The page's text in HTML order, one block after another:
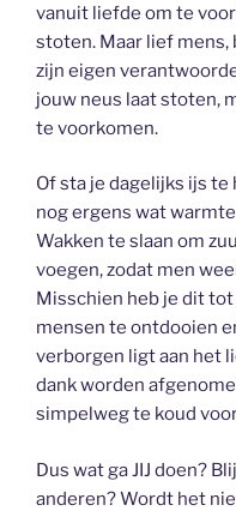
vanuit liefde om te
stoten. Maar lief
zijn eigen
jouw neus laat stoten,
te voorkomen.
Of sta je dagelijks ijs te
nog ergens wat
Wakken te slaan om
voegen, zodat men
Misschien heb je dit
mensen te ontdooien
verborgen ligt aan het
dank worden
simpelweg te koud
Dus wat ga JIJ doen?
anderen? Wordt het